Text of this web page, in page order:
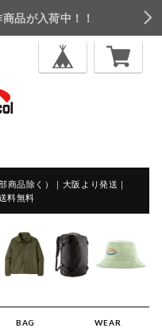
品が入荷中！！
商品除く）｜大阪より発送｜
料無料
BAG WEAR